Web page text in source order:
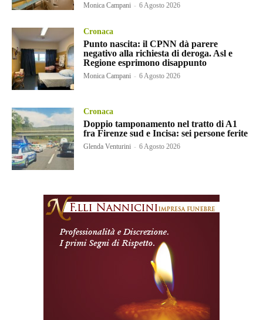
Monica Campani - 6 Agosto 2026
Cronaca
Punto nascita: il CPNN dà parere
negativo alla richiesta di deroga. Asl e
Regione esprimono disappunto
Monica Campani - 6 Agosto 2026
Cronaca
Doppio tamponamento nel tratto di A1
fra Firenze sud e Incisa: sei persone ferite
Glenda Venturini - 6 Agosto 2026